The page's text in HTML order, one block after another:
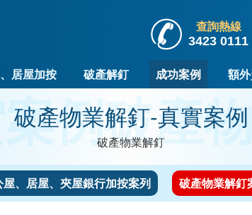
查詢熱線
3423 0111
居屋加按 破產解釘 成功案例 額
破產物業解釘-真實案例
破產物業解釘
例破產
屋、居屋、夾屋銀行加按案列 破產物業解釘